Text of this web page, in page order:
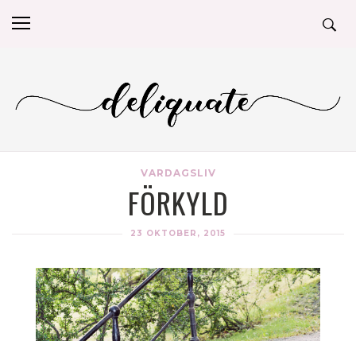
VARDAGSLIV
FÖRKYLD
23 OKTOBER, 2015